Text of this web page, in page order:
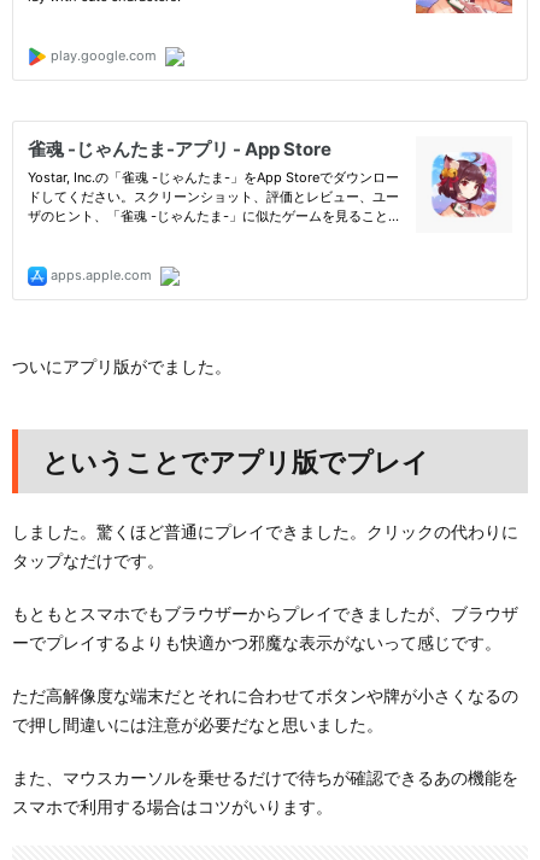
ついにアプリ版がでました。
ということでアプリ版でプレイ
しました。驚くほど普通にプレイできました。クリックの代わりに
タップなだけです。
もともとスマホでもブラウザーからプレイできましたが、ブラウザ
ーでプレイするよりも快適かつ邪魔な表示がないって感じです。
ただ高解像度な端末だとそれに合わせてボタンや牌が小さくなるの
で押し間違いには注意が必要だなと思いました。
また、マウスカーソルを乗せるだけで待ちが確認できるあの機能を
スマホで利用する場合はコツがいります。